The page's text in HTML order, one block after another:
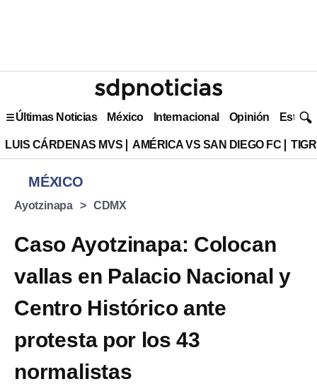
Últimas Noticias México Internacional Opinión Estilo
LUIS CÁRDENAS MVS AMÉRICA VS SAN DIEGO FC
MÉXICO
Ayotzinapa CDMX
Caso Ayotzinapa: Colocan
vallas en Palacio Nacional y
Centro Histórico ante
protesta por los 43
normalistas